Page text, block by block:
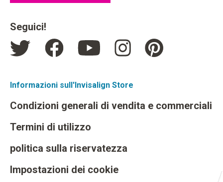
Seguici!
Informazioni sull'Invisalign Store
Condizioni generali di vendita e commerciali
Termini di utilizzo
politica sulla riservatezza
Impostazioni dei cookie